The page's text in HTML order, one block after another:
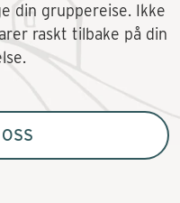
din gruppereise. Ikke
raskt tilbake på din